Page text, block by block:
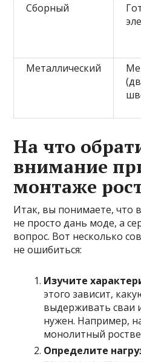
Сборный
Металлический
На что
внимание
монтаже
Итак, вы понимаете, что
не просто дань моде, а
вопрос. Вот несколько
не ошибиться:
Изучите
этого зависит,
выдерживать сваи
нужен. Например,
монолитный
Определите